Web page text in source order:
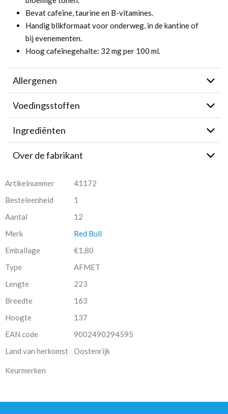
Bevat cafeïne, taurine en B-vitamines.
Handig blikformaat voor onderweg, in de kantine of
bij evenementen.
Hoog cafeïnegehalte: 32 mg per 100 ml.
Allergenen
Voedingsstoffen
Ingrediënten
Over de fabrikant
Artikelnummer
41172
Besteleenheid
1
Aantal
12
Merk
Red Bull
Emballage
€1,80
Type
AFMET
Lengte
223
Breedte
163
Hoogte
137
EAN code
9002490294595
Land van herkomst
Oostenrijk
Keurmerken